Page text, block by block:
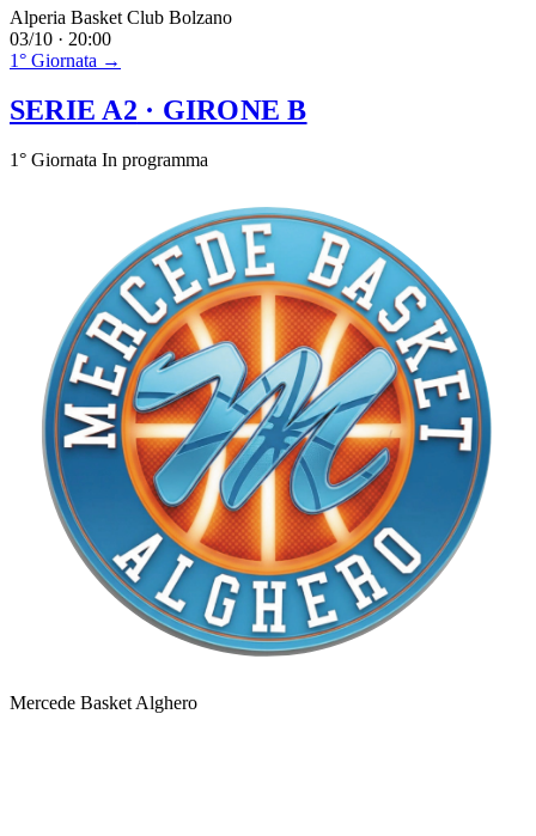
Alperia Basket Club Bolzano
03/10 · 20:00
1° Giornata →
SERIE A2 · GIRONE B
1° Giornata In programma
Mercede Basket Alghero